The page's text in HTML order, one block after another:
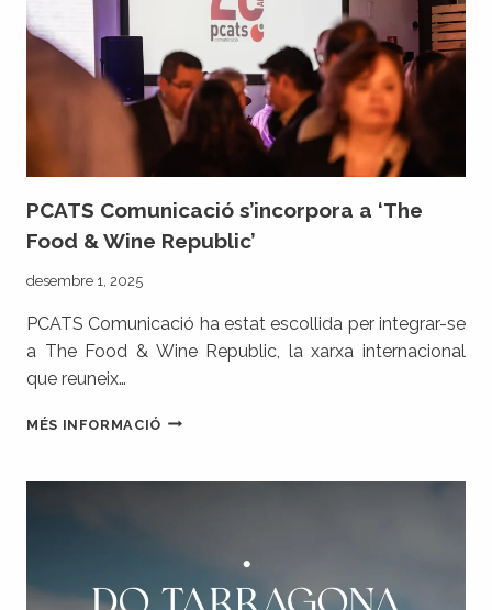
PCATS Comunicació s’incorpora a ‘The
Food & Wine Republic’
desembre 1, 2025
PCATS Comunicació ha estat escollida per integrar-se
a The Food & Wine Republic, la xarxa internacional
que reuneix…
MÉS INFORMACIÓPCATS
A
REPUBLIC’